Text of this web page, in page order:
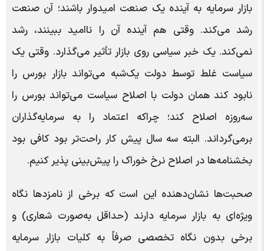
بازار سرمایه به آینده یک صنعت امیدوار باشند؛ آن صنعت
رشد می‌کند. وقتی هم آینده آن را ناامید ببینند، رشد
نمی‌کند. یک خبر سیاسی روی بازار تأثیر می‌گذارد. وقتی یک
سیاست غلط توسط دولت یک‌شبه می‌تواند بازار بورس را
نابود کند همان دولت با اصلاح سیاست می‌تواند بورس را
سه‌روزه اصلاح کند؛ چراکه اعتماد را به سرمایه‌گذاران
برمی‌گرداند. البته سه سال پیش کار راحت‌تر بود کافی بود
بخشنامه‌ها در اصلاح نرخ خوراک را پیش‌بینی پذیر کنیم.
صحبت‌ها نشان‌دهنده این است که برخی از نامزدها نگاه
ویژه‌ای به بازار سرمایه‌ دارند (حداقل به‌صورت شعاری) و
برخی بدون نگاه تخصصی صرفاً به کلیات بازار سرمایه